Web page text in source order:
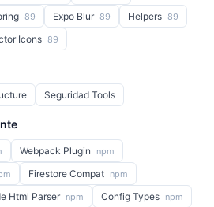
89 Expo Blur 89 Helpers 89
Icons 89
Seguridad Tools
Webpack Plugin npm
Firestore Compat npm
Html Parser npm Config Types npm